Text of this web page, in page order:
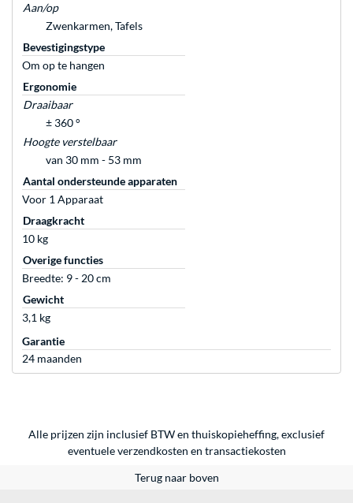
Aan/op
Zwenkarmen, Tafels
Bevestigingstype
Om op te hangen
Ergonomie
Draaibaar
± 360 °
Hoogte verstelbaar
van 30 mm - 53 mm
Aantal ondersteunde apparaten
Voor 1 Apparaat
Draagkracht
10 kg
Overige functies
Breedte: 9 - 20 cm
Gewicht
3,1 kg
Garantie
24 maanden
Alle prijzen zijn inclusief BTW en thuiskopieheffing, exclusief
eventueleverzendkosten en transactiekosten
Terug naar boven